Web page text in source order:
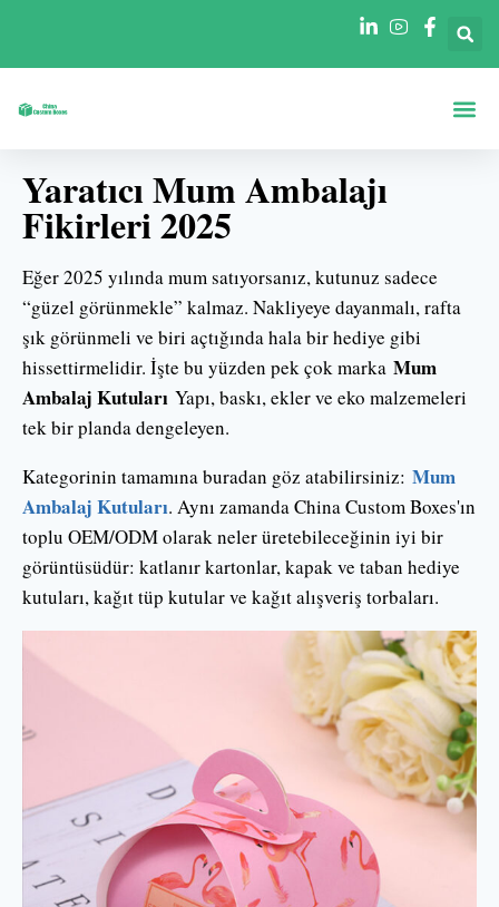
Yaratıcı Mum Ambalajı
Fikirleri 2025
Eğer 2025 yılında mum satıyorsanız, kutunuz sadece
“güzel görünmekle” kalmaz. Nakliyeye dayanmalı, rafta
şık görünmeli ve biri açtığında hala bir hediye gibi
hissettirmelidir. İşte bu yüzden pek çok marka Mum
Ambalaj Kutuları Yapı, baskı, ekler ve eko malzemeleri
tek bir planda dengeleyen.
Kategorinin tamamına buradan göz atabilirsiniz: Mum
Ambalaj Kutuları. Aynı zamanda China Custom Boxes'ın
toplu OEM/ODM olarak neler üretebileceğinin iyi bir
görüntüsüdür: katlanır kartonlar, kapak ve taban hediye
kutuları, kağıt tüp kutular ve kağıt alışveriş torbaları.